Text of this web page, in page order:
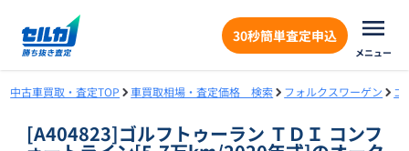
30秒簡単査定申込
メニュー
中古車買取・査定TOP 車買取相場・査定価格 検索 フォルクスワーゲン ゴ
[A404823]ゴルフトゥーラン ＴＤＩ コンフ